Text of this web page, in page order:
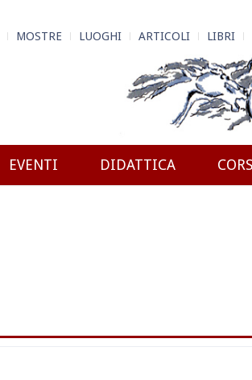
MOSTRE LUOGHI ARTICOLI LIBRI
EVENTI DIDATTICA